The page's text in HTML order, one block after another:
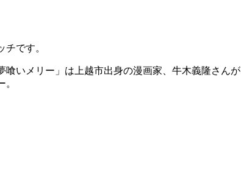
チです。
喰いメリー」は上越市出身の漫画家、牛木義隆さんが